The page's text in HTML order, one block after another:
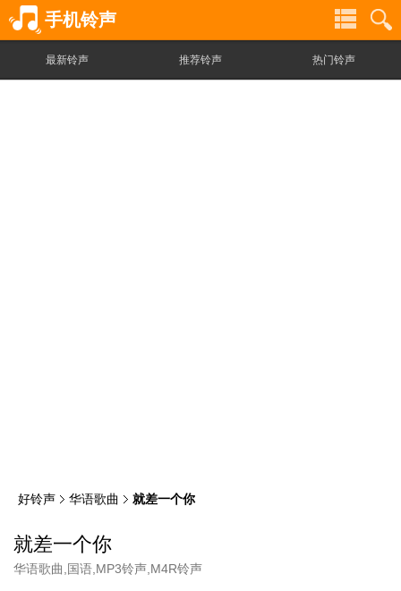
手机铃声
最新铃声 推荐铃声 热门铃声
好铃声 华语歌曲 就差一个你
就差一个你
华语歌曲 国语 MP3铃声 M4R铃声